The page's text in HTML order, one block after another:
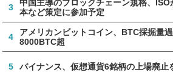
3
中国主導のブロックチェーン規格、
本など策定に参加予定
4
アメリカンビットコイン、BTC採掘量
8000BTC超
5 バイナンス、仮想通貨6銘柄の上場廃止